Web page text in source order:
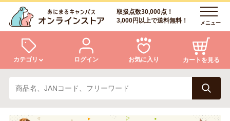
取扱点数30,000点！
3,000円以上で送料無料！
メニュー
カテゴリ
犬 猫
ログイン お気に入り カートを見る
ログイン